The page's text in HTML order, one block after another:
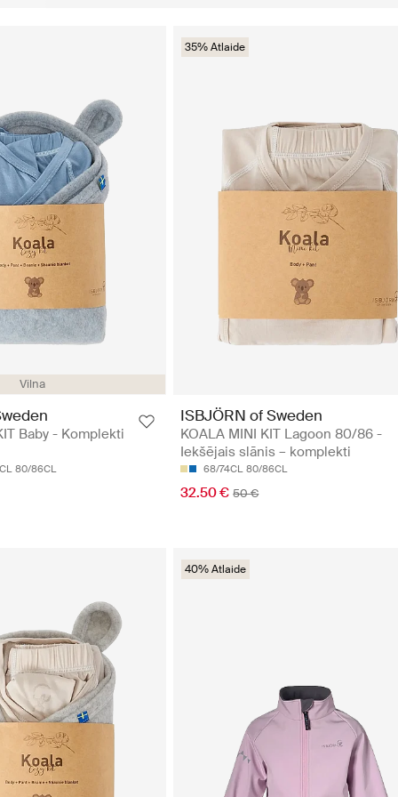
Vilna
Baby - Komplekti
80/86CL
35% Atlaide
ISBJÖRN of Sweden
KOALA MINI KIT Lagoon 80/86 -
Iekšējais slānis – komplekti
68/74CL 80/86CL
32.50 € 50 €
40% Atlaide